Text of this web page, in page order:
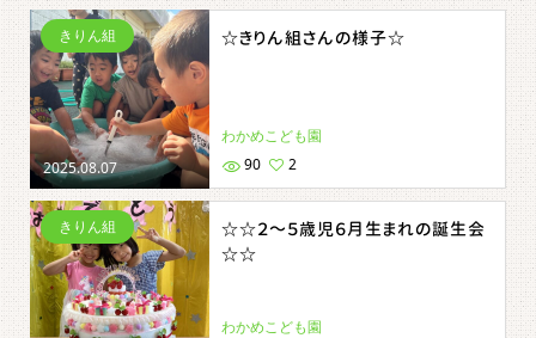
2025.08.07
きりん組 ☆きりん組さんの様子☆
わかめこども園
90
2
きりん組
☆☆２～５歳児６月生まれの誕生会
☆☆
わかめこども園